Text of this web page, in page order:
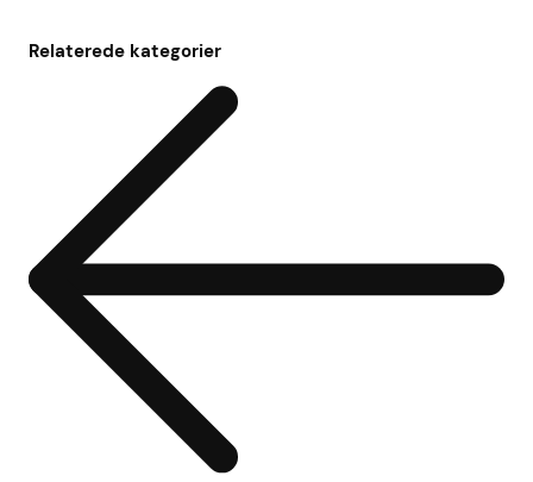
Relaterede kategorier